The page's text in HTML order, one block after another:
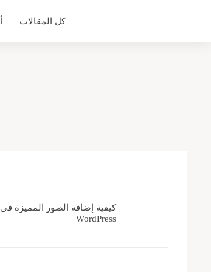
كل المقالات
كيفية إضافة الصور المميزة في
WordPress